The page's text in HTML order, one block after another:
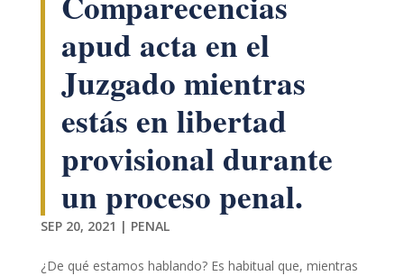
apud acta en el
Juzgado mientras
estás en libertad
provisional durante
un proceso penal.
SEP 20, 2021 | PENAL
¿De qué estamos hablando? Es habitual que, mientras